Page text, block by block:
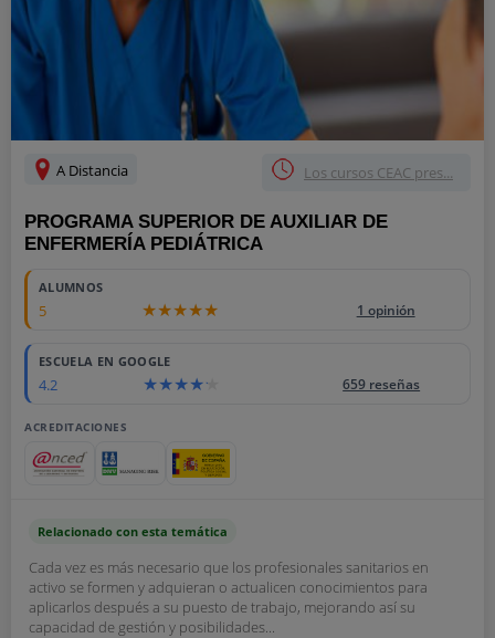
A Distancia Los cursos CEAC pres...
PROGRAMA SUPERIOR DE AUXILIAR DE
ENFERMERÍA PEDIÁTRICA
ALUMNOS
5 1 opinión
ESCUELA EN GOOGLE
4.2 659 reseñas
ACREDITACIONES
Relacionado con esta temática
Cada vez es más necesario que los profesionales sanitarios en
activo se formen y adquieran o actualicen conocimientos para
aplicarlos después a su puesto de trabajo, mejorando así su
capacidad de gestión y posibilidades...